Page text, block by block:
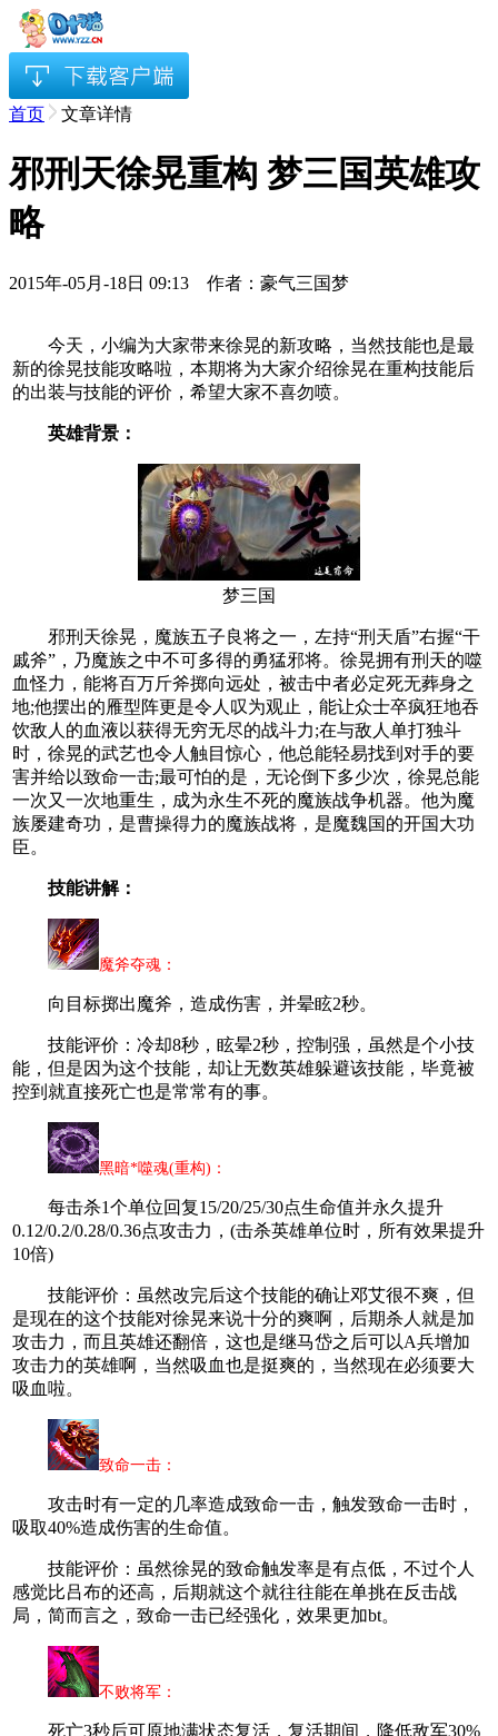
首页 文章详情
邪刑天徐晃重构 梦三国英雄攻
略
2015年-05月-18日 09:13 作者：豪气三国梦
今天，小编为大家带来徐晃的新攻略，当然技能也是最
新的徐晃技能攻略啦，本期将为大家介绍徐晃在重构技能后
的出装与技能的评价，希望大家不喜勿喷。
英雄背景：
梦三国
邪刑天徐晃，魔族五子良将之一，左持“刑天盾”右握“干
戚斧”，乃魔族之中不可多得的勇猛邪将。徐晃拥有刑天的噬
血怪力，能将百万斤斧掷向远处，被击中者必定死无葬身之
地;他摆出的雁型阵更是令人叹为观止，能让众士卒疯狂地吞
饮敌人的血液以获得无穷无尽的战斗力;在与敌人单打独斗
时，徐晃的武艺也令人触目惊心，他总能轻易找到对手的要
害并给以致命一击;最可怕的是，无论倒下多少次，徐晃总能
一次又一次地重生，成为永生不死的魔族战争机器。他为魔
族屡建奇功，是曹操得力的魔族战将，是魔魏国的开国大功
臣。
技能讲解：
魔斧夺魂：
向目标掷出魔斧，造成伤害，并晕眩2秒。
技能评价：冷却8秒，眩晕2秒，控制强，虽然是个小技
能，但是因为这个技能，却让无数英雄躲避该技能，毕竟被
控到就直接死亡也是常常有的事。
黑暗*噬魂(重构)：
每击杀1个单位回复15/20/25/30点生命值并永久提升
0.12/0.2/0.28/0.36点攻击力，(击杀英雄单位时，所有效果提升
10倍)
技能评价：虽然改完后这个技能的确让邓艾很不爽，但
是现在的这个技能对徐晃来说十分的爽啊，后期杀人就是加
攻击力，而且英雄还翻倍，这也是继马岱之后可以A兵增加
攻击力的英雄啊，当然吸血也是挺爽的，当然现在必须要大
吸血啦。
致命一击：
攻击时有一定的几率造成致命一击，触发致命一击时，
吸取40%造成伤害的生命值。
技能评价：虽然徐晃的致命触发率是有点低，不过个人
感觉比吕布的还高，后期就这个就往往能在单挑在反击战
局，简而言之，致命一击已经强化，效果更加bt。
不败将军：
死亡3秒后可原地满状态复活，复活期间，降低敌军30%